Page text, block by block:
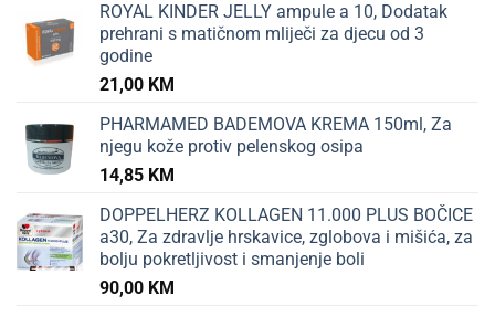
ROYAL KINDER JELLY ampule a 10, Dodatak
prehrani s matičnom mliječi za djecu od 3
godine
21,00 KM
PHARMAMED BADEMOVA KREMA 150ml, Za
njegu kože protiv pelenskog osipa
14,85 KM
DOPPELHERZ KOLLAGEN 11.000 PLUS BOČICE
a30, Za zdravlje hrskavice, zglobova i mišića, za
bolju pokretljivost i smanjenje boli
90,00 KM